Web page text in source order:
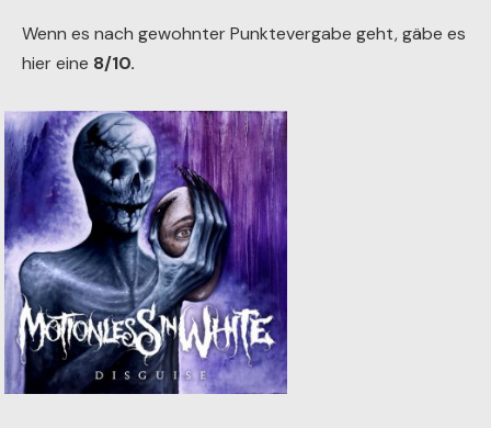
Wenn es nach gewohnter Punktevergabe geht, gäbe es
hier eine 8/10.